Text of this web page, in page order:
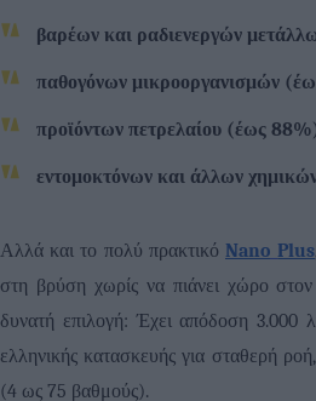
βαρέων και ραδιενεργών
παθογόνων μικροοργανισμών
προϊόντων πετρελαίου (έως
εντομοκτόνων και άλλων
Αλλά και το πολύ πρακτικό Nano Plus
στη βρύση χωρίς να πιάνει χώρο
δυνατή επιλογή: Έχει απόδοση 3.000
ελληνικής κατασκευής για σταθερή
(4 ως 75 βαθμούς).